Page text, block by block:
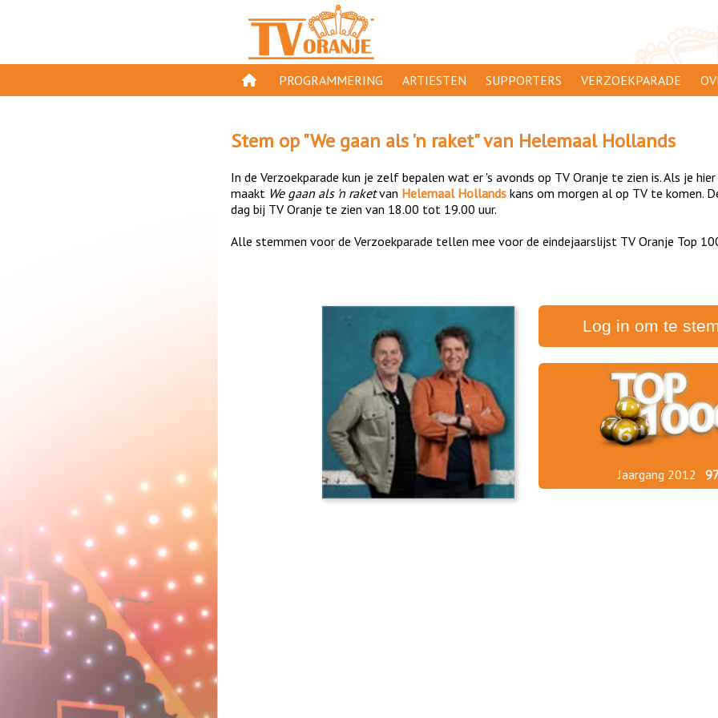
PROGRAMMERING
GESPEELD OP TV ORANJE
ORANJE KROON
TV ORANJE TOP 1000
11 VAN ORANJE
ARTIESTEN SUPPORTERS
AANMELDEN
VERZOEKPARADE
Stem op "We gaan als 'n raket" van Helemaal Hollands
In de Verzoekparade kun je zelf bepalen wat er 's avonds op TV Oranje te zien is. Als je
maakt We gaan als 'n raketvan Helemaal Hollands kans om morgen al op TV te komen.
dag bij TV Oranje te zien van 18.00 tot 19.00 uur.
Alle stemmen voor de Verzoekparade tellen mee voor de eindejaarslijst TV Oranje Top
Log in om te
Jaargang 2012